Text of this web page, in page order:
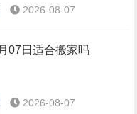
2026-08-07
07日适合搬家吗
2026-08-07